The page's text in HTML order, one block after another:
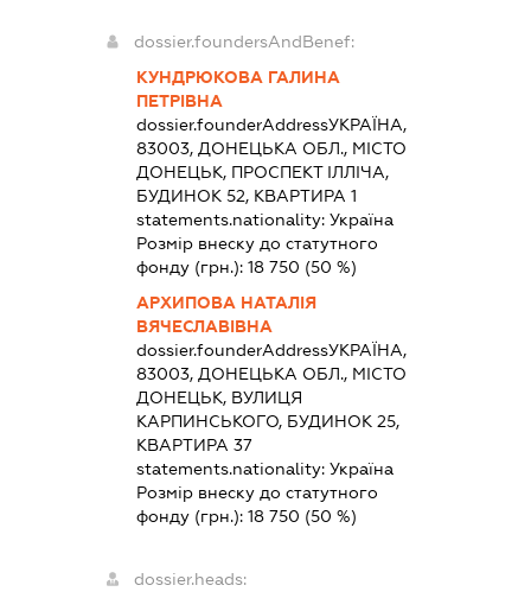
dossier.foundersAndBenef:
КУНДРЮКОВА ГАЛИНА
ПЕТРІВНА
dossier.founderAddressУКРАЇНА,
83003, ДОНЕЦЬКА ОБЛ., МІСТО
ДОНЕЦЬК, ПРОСПЕКТ ІЛЛІЧА,
БУДИНОК 52, КВАРТИРА 1
statements.nationality: Україна
Розмір внеску до статутного
фонду (грн.): 18 750 (50 %)
АРХИПОВА НАТАЛІЯ
ВЯЧЕСЛАВІВНА
dossier.founderAddressУКРАЇНА,
83003, ДОНЕЦЬКА ОБЛ., МІСТО
ДОНЕЦЬК, ВУЛИЦЯ
КАРПИНСЬКОГО, БУДИНОК 25,
КВАРТИРА 37
statements.nationality: Україна
Розмір внеску до статутного
фонду (грн.): 18 750 (50 %)
dossier.heads: